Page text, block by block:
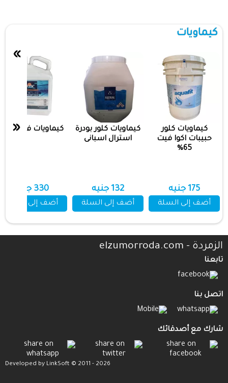
كيماويات
كيماويات كلور
حبيبات اكوا فيت
65%
175 جنيه
أضف إلى السلة
كيماويات كلور بودرة
استرال اسبانى
132 جنيه
أضف إلى السلة
كيماويات فلوك ptx
330 جنيه
أضف إلى السلة
»
«
الزمردة - elzumorroda.com
تابعنا
اتصل بنا
شارك مع أصدقائك
Developed by LinkSoft © 2011 - 2026